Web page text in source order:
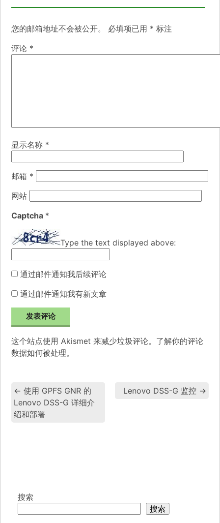
您的邮箱地址不会被公开。 必填项已用 * 标注
评论 *
显示名称 *
邮箱 *
网站
Captcha *
Type the text displayed above:
通过邮件通知我后续评论
通过邮件通知我有新文章
这个站点使用 Akismet 来减少垃圾评论。 了解你的评论
数据如何被处理。
← 使用 GPFS GNR 的
Lenovo DSS-G 详细介
绍和部署
Lenovo DSS-G 监控 →
搜索
搜索